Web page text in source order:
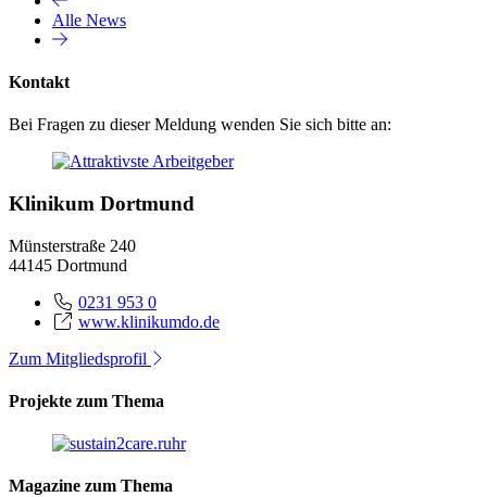
Alle News
Kontakt
Bei Fragen zu dieser Meldung wenden Sie sich bitte an:
Klinikum Dortmund
Münsterstraße 240
44145 Dortmund
0231 953 0
www.klinikumdo.de
Zum Mitgliedsprofil
Projekte zum Thema
Magazine zum Thema